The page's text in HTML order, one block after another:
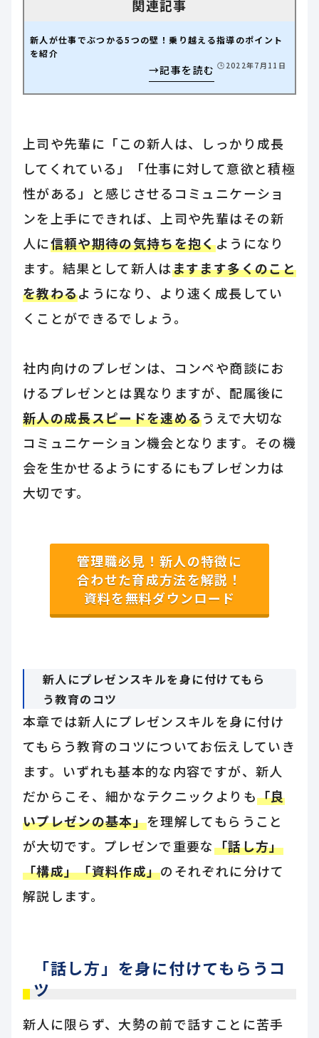
新人が仕事でぶつかる5つの壁！乗り越える指導のポイント
を紹介
🕒️2022年7月11日
上司や先輩に「この新人は、しっかり成長
してくれている」「仕事に対して意欲と積極
性がある」と感じさせるコミュニケーショ
ンを上手にできれば、上司や先輩はその新
人に信頼や期待の気持ちを抱くようになり
ます。結果として新人はますます多くのこと
を教わるようになり、より速く成長してい
くことができるでしょう。
社内向けのプレゼンは、コンペや商談にお
けるプレゼンとは異なりますが、配属後に
新人の成長スピードを速めるうえで大切な
コミュニケーション機会となります。その機
会を生かせるようにするにもプレゼン力は
大切です。
管理職必見！新人の特徴に
合わせた育成方法を解説！
資料を無料ダウンロード
新人にプレゼンスキルを身に付けてもら
う教育のコツ
本章では新人にプレゼンスキルを身に付け
てもらう教育のコツについてお伝えしていき
ます。いずれも基本的な内容ですが、新人
だからこそ、細かなテクニックよりも「良
いプレゼンの基本」を理解してもらうこと
が大切です。プレゼンで重要な「話し方」
「構成」「資料作成」のそれぞれに分けて
解説します。
「話し方」を身に付けてもらうコ
ツ
新人に限らず、大勢の前で話すことに苦手